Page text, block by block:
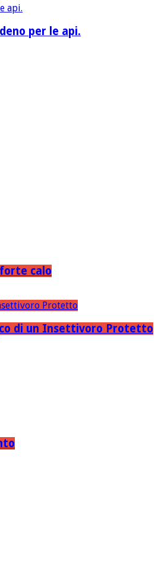
per le api.
calo
di un Insettivoro Protetto